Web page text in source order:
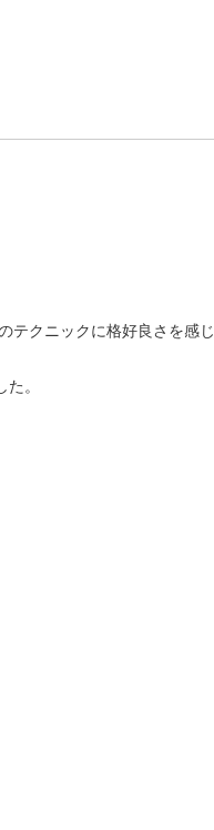
テクニックに格好良さを感じ
。